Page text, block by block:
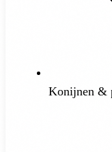
Konijnen &